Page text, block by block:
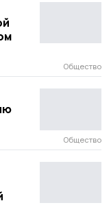
Общество
Общество